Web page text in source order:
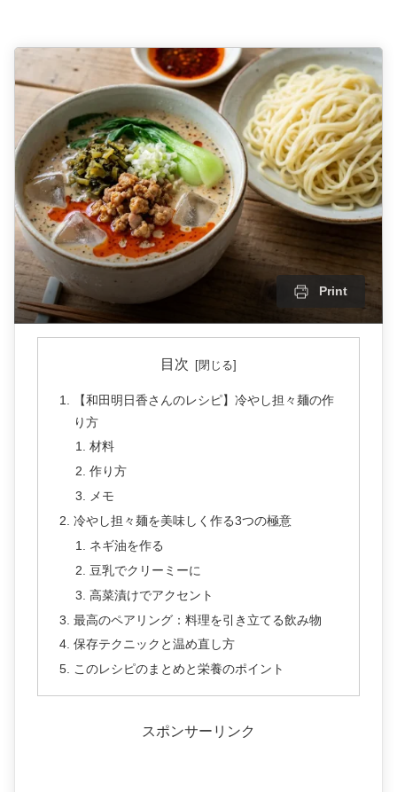
Print
目次
【和田明日香さんのレシピ】冷やし担々麺の作
り方
材料
作り方
メモ
冷やし担々麺を美味しく作る3つの極意
ネギ油を作る
豆乳でクリーミーに
高菜漬けでアクセント
最高のペアリング：料理を引き立てる飲み物
保存テクニックと温め直し方
このレシピのまとめと栄養のポイント
スポンサーリンク